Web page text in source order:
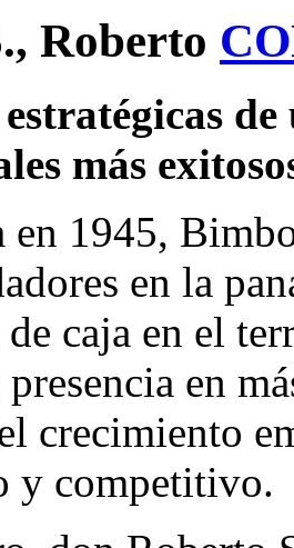
Roberto
más
en 1945,
en la
de caja en el
en
crecimiento
y competitivo.